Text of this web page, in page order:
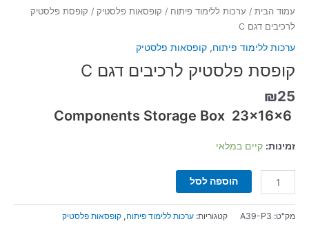
עמוד הבית / ערכות ללימוד פיתוח / קופסאות פלסטיק / קופסת פלסטיק
לרכיבים דגם C
ערכות ללימוד פיתוח, קופסאות פלסטיק
קופסת פלסטיק לרכיבים דגם C
₪25
זמינות: קיים במלאי
הוספה לסל
מק"ט: A39-P3 קטגוריות: ערכות ללימוד פיתוח , קופסאות פלסטיק